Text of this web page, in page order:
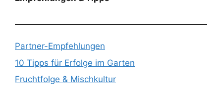
Partner-Empfehlungen
10 Tipps für Erfolge im Garten
Fruchtfolge & Mischkultur